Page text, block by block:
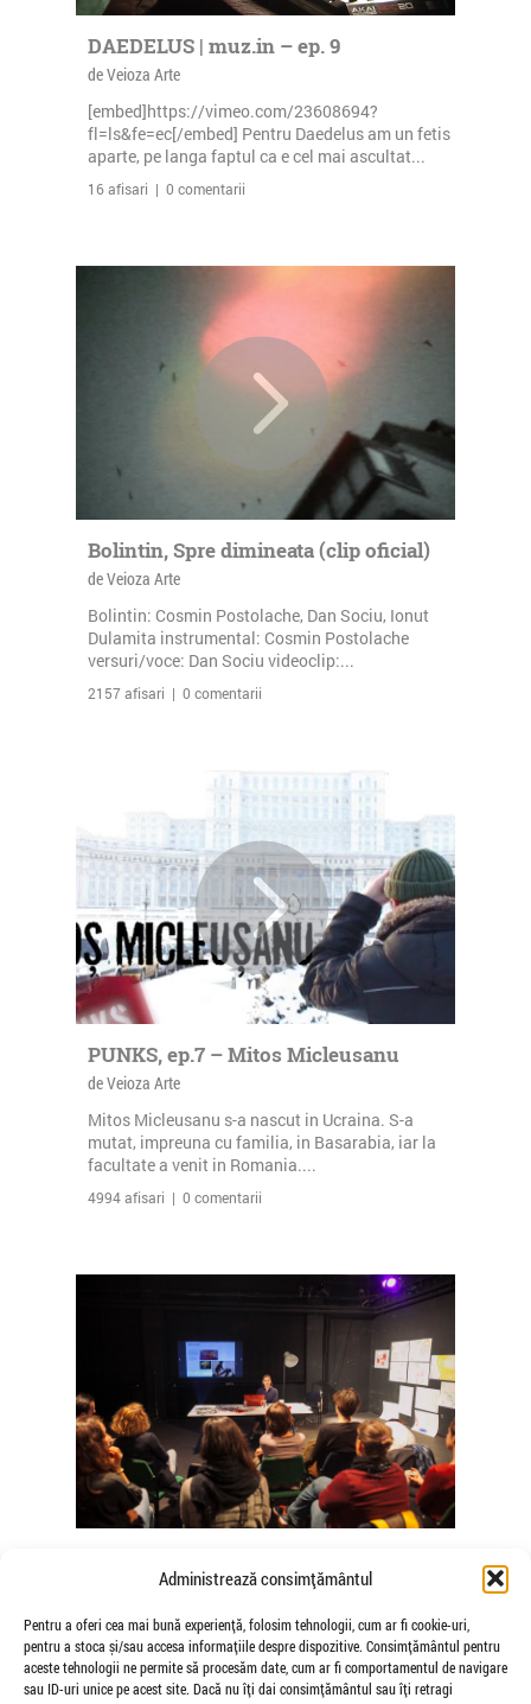
Administrează consimțământul
Pentru a oferi cea mai bună experiență, folosim tehnologii, cum ar fi cookie-uri,
pentru a stoca și/sau accesa informațiile despre dispozitive. Consimțământul pentru
aceste tehnologii ne permite să procesăm date, cum ar fi comportamentul de navigare
sau ID-uri unice pe acest site. Dacă nu îți dai consimțământul sau îți retragi
DAEDELUS | muz.in – ep. 9
de Veioza Arte
[embed]https://vimeo.com/23608694?
fl=ls&fe=ec[/embed] Pentru Daedelus am un fetis
aparte, pe langa faptul ca e cel mai ascultat...
16 afisari | 0 comentarii
Bolintin, Spre dimineata (clip oficial)
de Veioza Arte
Bolintin: Cosmin Postolache, Dan Sociu, Ionut
Dulamita instrumental: Cosmin Postolache
versuri/voce: Dan Sociu videoclip:...
2157 afisari | 0 comentarii
PUNKS, ep.7 – Mitos Micleusanu
de Veioza Arte
Mitos Micleusanu s-a nascut in Ucraina. S-a
mutat, impreuna cu familia, in Basarabia, iar la
facultate a venit in Romania....
4994 afisari | 0 comentarii
Somatice susținute de coregrafele
Mădălina Dan și Valentina De Piante
Niculae
de Veioza Arte